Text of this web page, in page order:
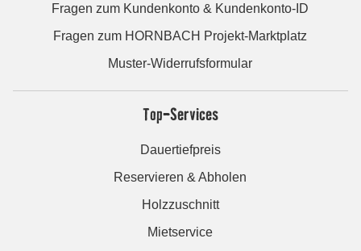
Fragen zum Kundenkonto & Kundenkonto-ID
Fragen zum HORNBACH Projekt-Marktplatz
Muster-Widerrufsformular
Top-Services
Dauertiefpreis
Reservieren & Abholen
Holzzuschnitt
Mietservice